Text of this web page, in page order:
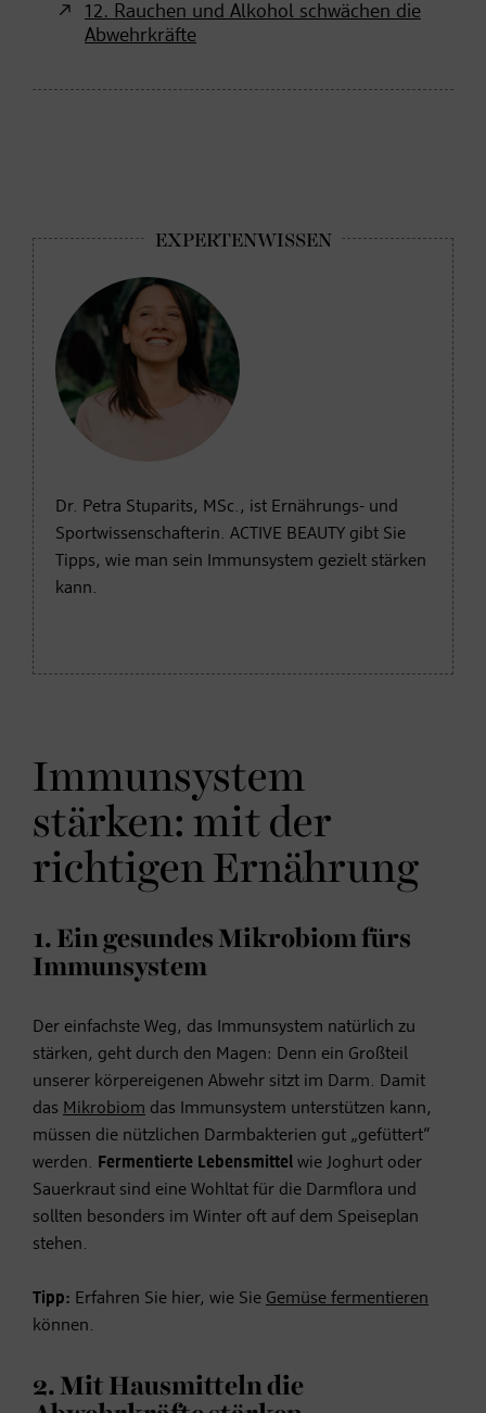
12. Rauchen und Alkohol schwächen die
Abwehrkräfte
Dr. Petra Stuparits, MSc., ist Ernährungs- und
Sportwissenschafterin. ACTIVE BEAUTY gibt Sie
Tipps, wie man sein Immunsystem gezielt stärken
kann.
Immunsystem
stärken: mit der
richtigen Ernährung
1. Ein gesundes Mikrobiom fürs
Immunsystem
Der einfachste Weg, das Immunsystem natürlich zu
stärken, geht durch den Magen: Denn ein Großteil
unserer körpereigenen Abwehr sitzt im Darm. Damit
das Mikrobiom das Immunsystem unterstützen kann,
müssen die nützlichen Darmbakterien gut „gefüttert“
werden. Fermentierte Lebensmittel wie Joghurt oder
Sauerkraut sind eine Wohltat für die Darmflora und
sollten besonders im Winter oft auf dem Speiseplan
stehen.
Tipp: Erfahren Sie hier, wie Sie Gemüse fermentieren
können.
2. Mit Hausmitteln die